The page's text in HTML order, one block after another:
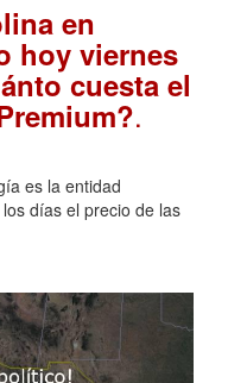
en
hoy viernes
cuesta el
.
es la entidad
días el precio de las